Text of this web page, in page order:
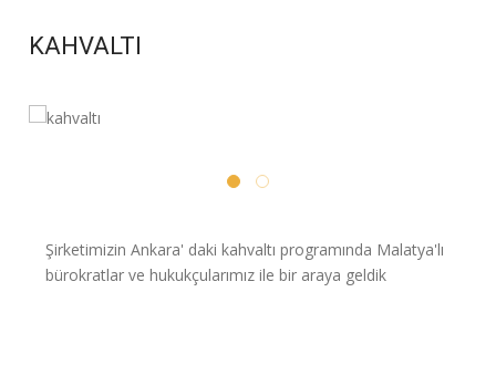
KAHVALTI
Şirketimizin Ankara' daki kahvaltı programında Malatya'lı
bürokratlar ve hukukçularımız ile bir araya geldik